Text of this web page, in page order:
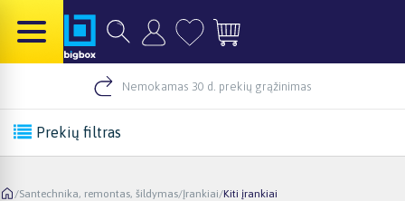
Nemokamas 30 d. prekių grąžinimas
Prekių filtras
/Santechnika, remontas, šildymas/Įrankiai/Kiti įrankiai